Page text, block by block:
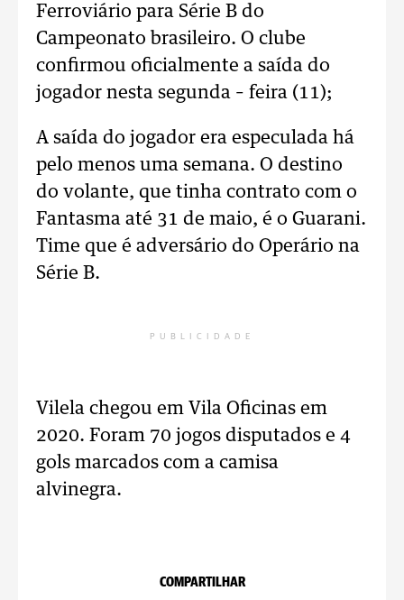
Ferroviário para Série B do
Campeonato brasileiro. O clube
confirmou oficialmente a saída do
jogador nesta segunda – feira (11);
A saída do jogador era especulada há
pelo menos uma semana. O destino
do volante, que tinha contrato com o
Fantasma até 31 de maio, é o Guarani.
Time que é adversário do Operário na
Série B.
PUBLICIDADE
Vilela chegou em Vila Oficinas em
2020. Foram 70 jogos disputados e 4
gols marcados com a camisa
alvinegra.
COMPARTILHAR